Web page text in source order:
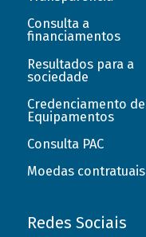
Consulta a
financiamentos
Resultados para a
sociedade
Credenciamento de
Equipamentos
Consulta PAC
Moedas contratuais
Redes Sociais